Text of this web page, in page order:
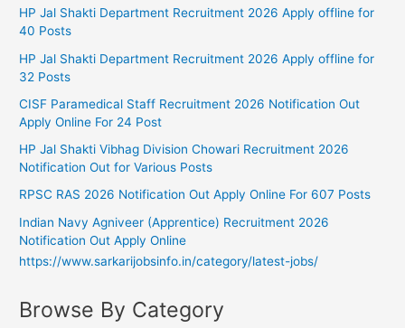
HP Jal Shakti Department Recruitment 2026 Apply offline for
40 Posts
HP Jal Shakti Department Recruitment 2026 Apply offline for
32 Posts
CISF Paramedical Staff Recruitment 2026 Notification Out
Apply Online For 24 Post
HP Jal Shakti Vibhag Division Chowari Recruitment 2026
Notification Out for Various Posts
RPSC RAS 2026 Notification Out Apply Online For 607 Posts
Indian Navy Agniveer (Apprentice) Recruitment 2026
Notification Out Apply Online
https://www.sarkarijobsinfo.in/category/latest-jobs/
Browse By Category